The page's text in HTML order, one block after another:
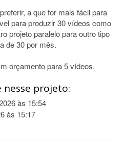
a que for mais fácil para
para produzir 30 vídeos como
projeto paralelo para outro tipo
de 30 por mês.
orçamento para 5 vídeos.
nesse projeto:
às 15:54
às 15:17